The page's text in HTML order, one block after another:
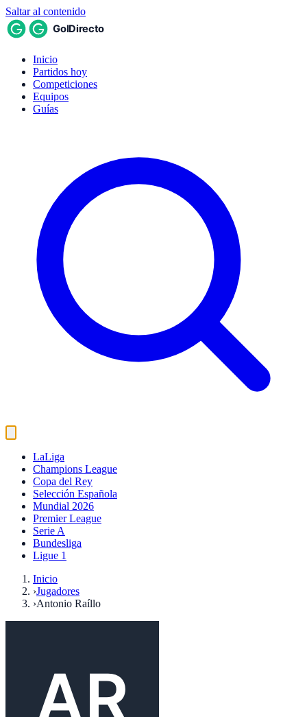
Saltar al contenido
Inicio
Partidos hoy
Competiciones
Equipos
Guías
LaLiga
Champions League
Copa del Rey
Selección Española
Mundial 2026
Premier League
Serie A
Bundesliga
Ligue 1
Inicio
›Jugadores
›Antonio Raíllo